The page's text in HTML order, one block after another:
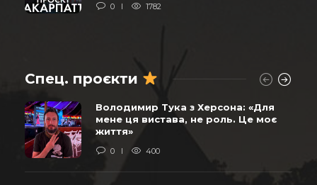
0 1782
Спец. проєкти
Володимир Тука з Херсона: «Для
мене ця вистава, не роль. Це моє
життя»
0 400